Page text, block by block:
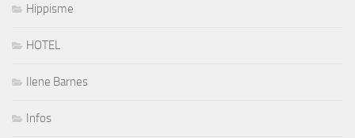
Hippisme
HOTEL
Ilene Barnes
Infos